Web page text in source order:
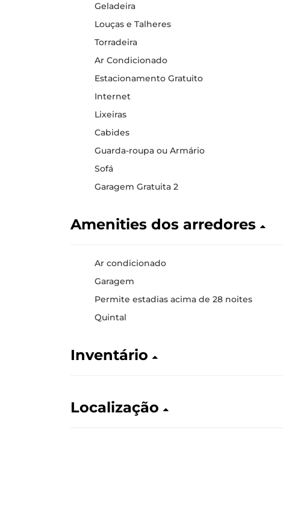
Geladeira
Louças e Talheres
Torradeira
Ar Condicionado
Estacionamento Gratuito
Internet
Lixeiras
Cabides
Guarda-roupa ou Armário
Sofá
Garagem Gratuita 2
Amenities dos arredores
Ar condicionado
Garagem
Permite estadias acima de 28 noites
Quintal
Inventário
Localização